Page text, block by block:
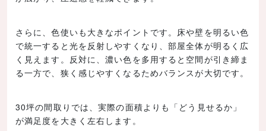
さらに、色使いも大きなポイントです。床や壁を明るい色
で統一すると光を反射しやすくなり、部屋全体が明るく広
く見えます。反対に、濃い色を多用すると空間が引き締ま
る一方で、狭く感じやすくなるためバランスが大切です。
30坪の間取りでは、実際の面積よりも「どう見せるか」
が満足度を大きく左右します。